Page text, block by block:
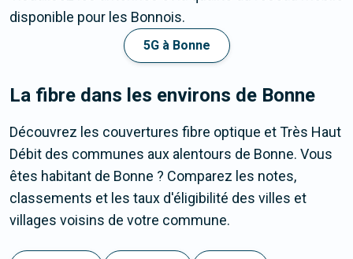
disponible pour les Bonnois.
5G à Bonne
La fibre dans les environs de Bonne
Découvrez les couvertures fibre optique et Très Haut
Débit des communes aux alentours de Bonne. Vous
êtes habitant de Bonne ? Comparez les notes,
classements et les taux d'éligibilité des villes et
villages voisins de votre commune.